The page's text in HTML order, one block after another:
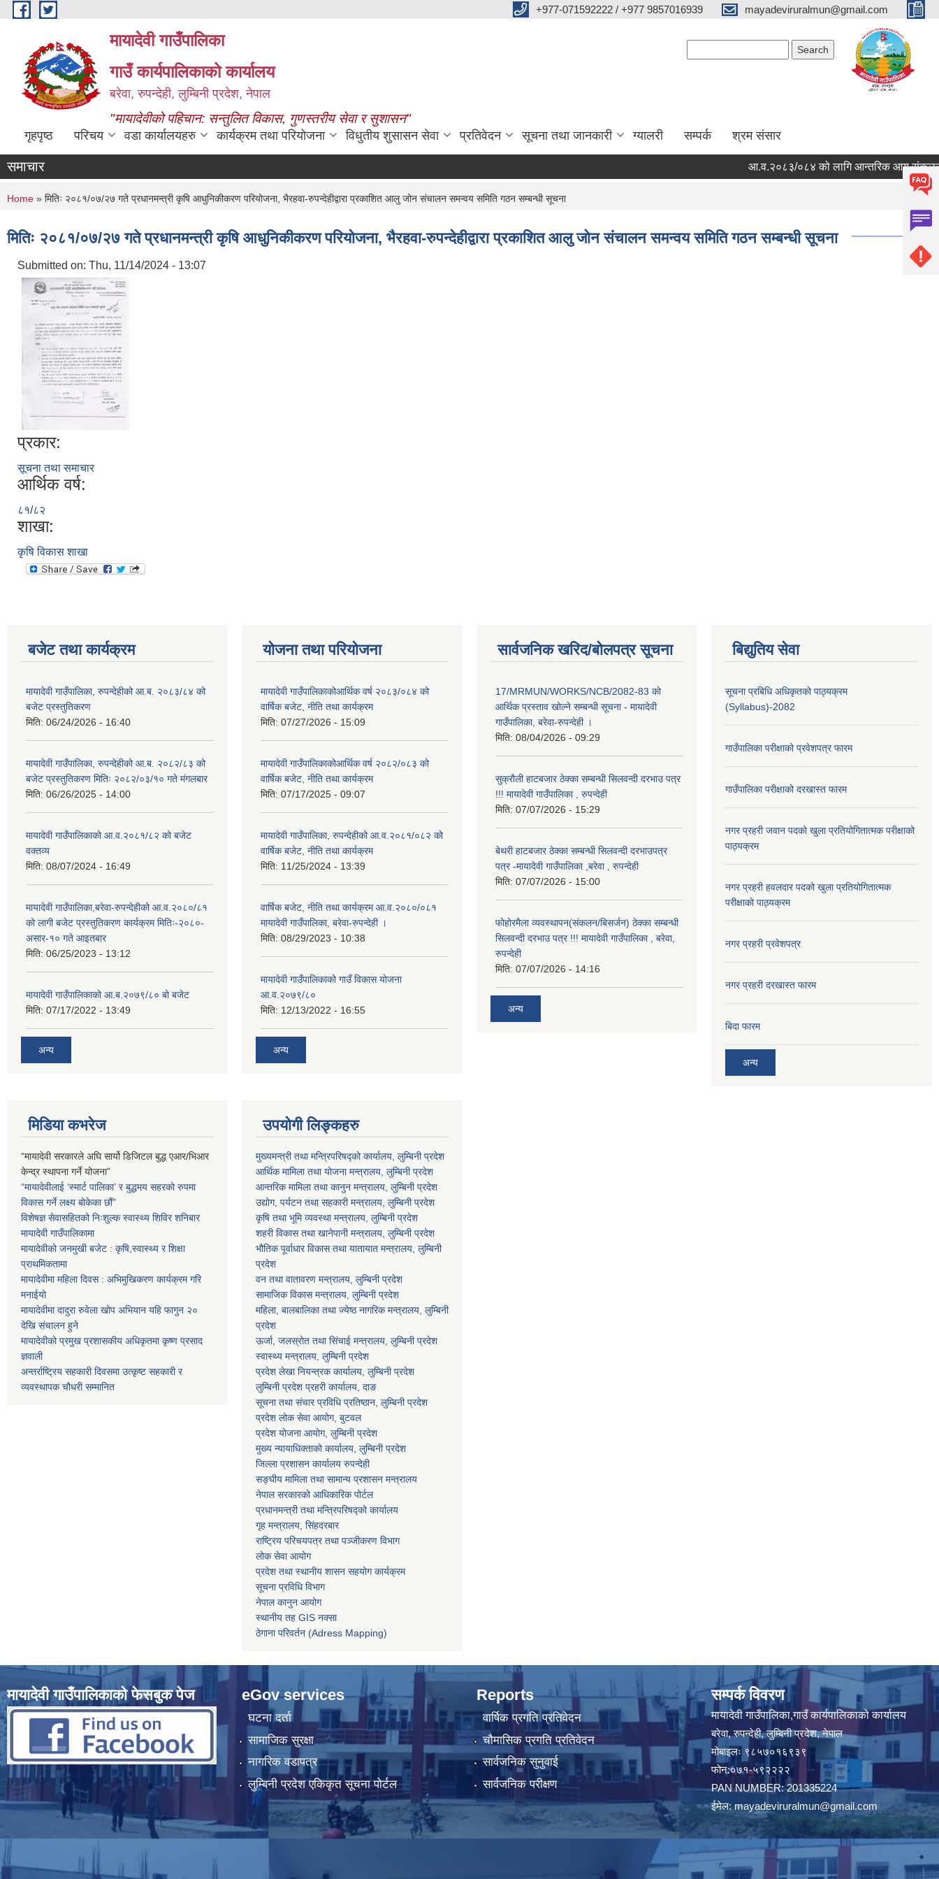
Skip to main content +977-071592222 / +977 9857016939 mayadeviruralmun@gmail.com
मायादेवी गाउँपालिका
गाउँ कार्यपालिकाको कार्यालय
बरेवा, रुपन्देही, लुम्बिनी प्रदेश, नेपाल
"मायादेवीको पहिचान: सन्तुलित विकास, गुणस्तरीय सेवा र सुशासन"
गृहपृष्ठ परिचय वडा कार्यालयहरु कार्यक्रम तथा परियोजना विधुतीय शुसासन सेवा प्रतिवेदन सूचना तथा जानकारी ग्यालरी सम्पर्क श्रम संसार
समाचार आ.व.२०८३/०८४ को लागि आन्तरिक आय संकलन (ठेक्का
You are here
Home » मितिः २०८१/०७/२७ गते प्रधानमन्त्री कृषि आधुनिकीकरण परियोजना, भैरहवा-रुपन्देहीद्वारा प्रकाशित आलु जोन संचालन समन्वय समिति गठन सम्बन्धी सूचना
मितिः २०८१/०७/२७ गते प्रधानमन्त्री कृषि आधुनिकीकरण परियोजना, भैरहवा-रुपन्देहीद्वारा प्रकाशित आलु जोन संचालन समन्वय समिति गठन सम्बन्धी सूचना
Submitted on: Thu, 11/14/2024 - 13:07
प्रकार:
सूचना तथा समाचार
आर्थिक वर्ष:
८१/८२
शाखा:
कृषि विकास शाखा
बजेट तथा कार्यक्रम
मायादेवी गाउँपालिका, रुपन्देहीको आ.ब. २०८३/८४ को
बजेट प्रस्तुतिकरण
मिति: 06/24/2026 - 16:40
मायादेवी गाउँपालिका, रुपन्देहीको आ.ब. २०८२/८३ को
बजेट प्रस्तुतिकरण मितिः २०८२/०३/१० गते मंगलबार
मिति: 06/26/2025 - 14:00
मायादेवी गाउँपालिकाको आ.व.२०८१/८२ को बजेट
वक्तव्य
मिति: 08/07/2024 - 16:49
मायादेवी गाउँपालिका,बरेवा-रुपन्देहीको आ.व.२०८०/८१
को लागी बजेट प्रस्तुतिकरण कार्यक्रम मितिः-२०८०-
असार-१० गते आइतबार
मिति: 06/25/2023 - 13:12
मायादेवी गाउँपालिकाको आ.ब.२०७९/८० बो बजेट
मिति: 07/17/2022 - 13:49
अन्य
योजना तथा परियोजना
मायादेवी गाउँपालिकाकोआर्थिक वर्ष २०८३/०८४ को
वार्षिक बजेट, नीति तथा कार्यक्रम
मिति: 07/27/2026 - 15:09
मायादेवी गाउँपालिकाकोआर्थिक वर्ष २०८२/०८३ को
वार्षिक बजेट, नीति तथा कार्यक्रम
मिति: 07/17/2025 - 09:07
मायादेवी गाउँपालिका, रुपन्देहीको आ.व.२०८१/०८२ को
वार्षिक बजेट, नीति तथा कार्यक्रम
मिति: 11/25/2024 - 13:39
वार्षिक बजेट, नीति तथा कार्यक्रम आ.व.२०८०/०८१
मायादेवी गाउँपालिका, बरेवा-रुपन्देही ।
मिति: 08/29/2023 - 10:38
मायादेवी गाउँपालिकाको गाउँ विकास योजना
आ.व.२०७९/८०
मिति: 12/13/2022 - 16:55
अन्य
सार्वजनिक खरिद/बोलपत्र सूचना
17/MRMUN/WORKS/NCB/2082-83 को
आर्थिक प्रस्ताव खोल्ने सम्बन्धी सूचना - मायादेवी
गाउँपालिका, बरेवा-रुपन्देही ।
मिति: 08/04/2026 - 09:29
सुक्रौली हाटबजार ठेक्का सम्बन्धी सिलवन्दी दरभाउ पत्र
!!! मायादेवी गाउँपालिका , रुपन्देही
मिति: 07/07/2026 - 15:29
बेथरी हाटबजार ठेक्का सम्बन्धी सिलवन्दी दरभाउपत्र
पत्र -मायादेवी गाउँपालिका ,बरेवा , रुपन्देही
मिति: 07/07/2026 - 15:00
फोहोरमैला व्यवस्थापन(संकलन/बिसर्जन) ठेक्का सम्बन्धी
सिलवन्दी दरभाउ पत्र !!! मायादेवी गाउँपालिका , बरेवा,
रुपन्देही
मिति: 07/07/2026 - 14:16
अन्य
बिद्युतिय सेवा
सूचना प्रबिधि अधिकृतको पाठ्यक्रम
(Syllabus)-2082
गाउँपालिका परीक्षाको प्रवेशपत्र फारम
गाउँपालिका परीक्षाको दरखास्त फारम
नगर प्रहरी जवान पदको खुला प्रतियोगितात्मक परीक्षाको
पाठ्यक्रम
नगर प्रहरी हवलदार पदको खुला प्रतियोगितात्मक
परीक्षाको पाठ्यक्रम
नगर प्रहरी प्रवेशपत्र
नगर प्रहरी दरखास्त फारम
बिदा फारम
अन्य
मिडिया कभरेज
“मायादेवी सरकारले अघि सार्यो डिजिटल बुद्ध एआर/भिआर
केन्द्र स्थापना गर्ने योजना”
“मायादेवीलाई ‘स्मार्ट पालिका’ र बुद्धमय सहरको रुपमा
विकास गर्ने लक्ष्य बोकेका छौं”
विशेषज्ञ सेवासहितको निःशुल्क स्वास्थ्य शिविर शनिबार
मायादेवी गाउँपालिकामा
मायादेवीको जनमुखी बजेट : कृषि,स्वास्थ्य र शिक्षा
प्राथमिकतामा
मायादेवीमा महिला दिवस : अभिमुखिकरण कार्यक्रम गरि
मनाईयो
मायादेवीमा दादुरा रुवेला खोप अभियान यहि फागुन २०
देखि संचालन हुने
मायादेवीको प्रमुख प्रशासकीय अधिकृतमा कृष्ण प्रसाद
ज्ञवाली
अन्तर्राष्ट्रिय सहकारी दिवसमा उत्कृष्ट सहकारी र
व्यवस्थापक चौधरी सम्मानित
उपयोगी लिङ्कहरु
मुख्यमन्त्री तथा मन्त्रिपरिषद्को कार्यालय, लुम्बिनी प्रदेश
आर्थिक मामिला तथा योजना मन्त्रालय, लुम्बिनी प्रदेश
आन्तरिक मामिला तथा कानुन मन्त्रालय, लुम्बिनी प्रदेश
उद्योग, पर्यटन तथा सहकारी मन्त्रालय, लुम्बिनी प्रदेश
कृषि तथा भूमि व्यवस्था मन्त्रालय, लुम्बिनी प्रदेश
शहरी विकास तथा खानेपानी मन्त्रालय, लुम्बिनी प्रदेश
भौतिक पूर्वाधार विकास तथा यातायात मन्त्रालय, लुम्बिनी
प्रदेश
वन तथा वातावरण मन्त्रालय, लुम्बिनी प्रदेश
सामाजिक विकास मन्त्रालय, लुम्बिनी प्रदेश
महिला, बालबालिका तथा ज्येष्ठ नागरिक मन्त्रालय, लुम्बिनी
प्रदेश
ऊर्जा, जलस्रोत तथा सिंचाई मन्त्रालय, लुम्बिनी प्रदेश
स्वास्थ्य मन्त्रालय, लुम्बिनी प्रदेश
प्रदेश लेखा नियन्त्रक कार्यालय, लुम्बिनी प्रदेश
लुम्बिनी प्रदेश प्रहरी कार्यालय, दाङ
सूचना तथा संचार प्रविधि प्रतिष्ठान, लुम्बिनी प्रदेश
प्रदेश लोक सेवा आयोग, बुटवल
प्रदेश योजना आयोग, लुम्बिनी प्रदेश
मुख्य न्यायाधिक्ताको कार्यालय, लुम्बिनी प्रदेश
जिल्ला प्रशासन कार्यालय रुपन्देही
सङ्घीय मामिला तथा सामान्य प्रशासन मन्त्रालय
नेपाल सरकारको आधिकारिक पोर्टल
प्रधानमन्त्री तथा मन्त्रिपरिषद्को कार्यालय
गृह मन्त्रालय, सिंहदरबार
राष्ट्रिय परिचयपत्र तथा पञ्जीकरण विभाग
लोक सेवा आयोग
प्रदेश तथा स्थानीय शासन सहयोग कार्यक्रम
सूचना प्रविधि विभाग
नेपाल कानुन आयोग
स्थानीय तह GIS नक्सा
ठेगाना परिवर्तन (Adress Mapping)
मायादेवी गाउँपालिकाको फेसबुक पेज eGov services
घटना दर्ता
सामाजिक सुरक्षा
नागरिक वडापत्र
लुम्बिनी प्रदेश एकिकृत सूचना पोर्टल
Reports
वार्षिक प्रगति प्रतिवेदन
चौमासिक प्रगति प्रतिवेदन
सार्वजनिक सुनुवाई
सार्वजनिक परीक्षण
सम्पर्क विवरण
मायादेवी गाउँपालिका,गाउँ कार्यपालिकाको कार्यालय
बरेवा, रुपन्देही, लुम्बिनी प्रदेश, नेपाल
मोबाइलः ९८५७०१६९३९
फोन:०७१-५९२२२२
PAN NUMBER: 201335224
ईमेल: mayadeviruralmun@gmail.com